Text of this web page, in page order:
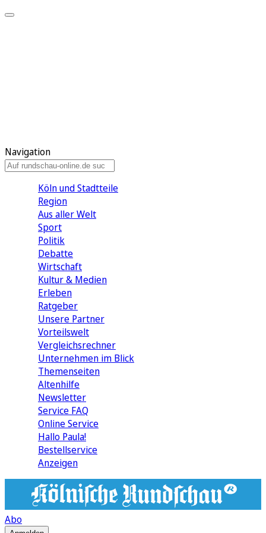
Navigation
Köln und Stadtteile
Region
Aus aller Welt
Sport
Politik
Debatte
Wirtschaft
Kultur & Medien
Erleben
Ratgeber
Unsere Partner
Vorteilswelt
Vergleichsrechner
Unternehmen im Blick
Themenseiten
Altenhilfe
Newsletter
Service FAQ
Online Service
Hallo Paula!
Bestellservice
Anzeigen
Abo